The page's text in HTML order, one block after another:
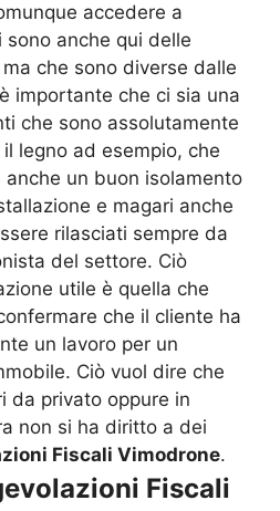
accedere a
anche qui delle
che sono diverse dalle
importante che ci sia una
che sono assolutamente
legno ad esempio, che
un buon isolamento
e magari anche
rilasciati sempre da
del settore. Ciò
utile è quella che
che il cliente ha
un lavoro per un
Ciò vuol dire che
da privato oppure in
non si ha diritto a dei
Fiscali Vimodrone.
Fiscali